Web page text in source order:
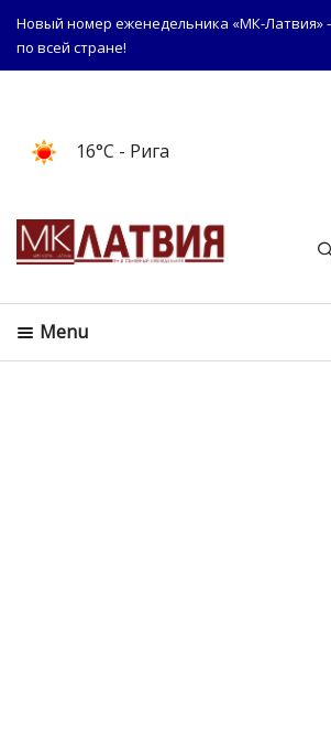
Новый номер еженедельника «МК-Латвия»
по всей стране!
16°C - Рига
Menu